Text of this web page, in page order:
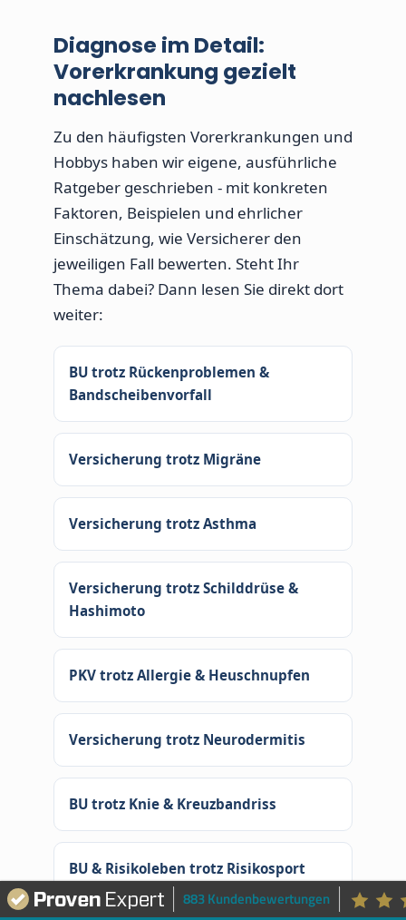
Diagnose im Detail:
Vorerkrankung gezielt
nachlesen
Zu den häufigsten Vorerkrankungen und
Hobbys haben wir eigene, ausführliche
Ratgeber geschrieben - mit konkreten
Faktoren, Beispielen und ehrlicher
Einschätzung, wie Versicherer den
jeweiligen Fall bewerten. Steht Ihr
Thema dabei? Dann lesen Sie direkt dort
weiter:
BU trotz Rückenproblemen &
Bandscheibenvorfall
Versicherung trotz Migräne
Versicherung trotz Asthma
Versicherung trotz Schilddrüse &
Hashimoto
PKV trotz Allergie & Heuschnupfen
Versicherung trotz Neurodermitis
BU trotz Knie & Kreuzbandriss
BU & Risikoleben trotz Risikosport
883 Kundenbewertungen